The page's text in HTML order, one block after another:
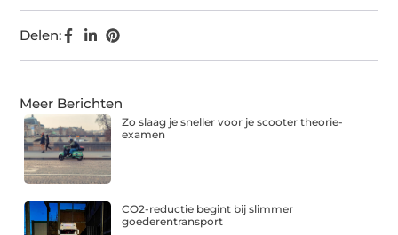
Delen:
Meer Berichten
Zo slaag je sneller voor je scooter theorie-
examen
CO2-reductie begint bij slimmer
goederentransport